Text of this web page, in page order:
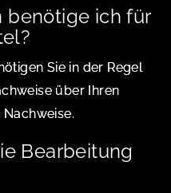
benötige ich für
Sie in der Regel
über Ihren
Bearbeitung